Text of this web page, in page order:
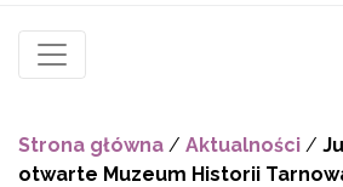
Strona główna / Aktualności /
otwarte Muzeum Historii